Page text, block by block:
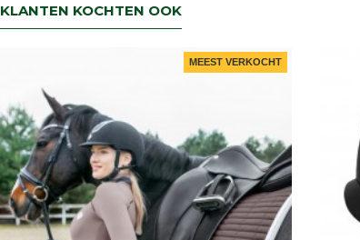
KLANTEN KOCHTEN OOK
MEEST VERKOCHT